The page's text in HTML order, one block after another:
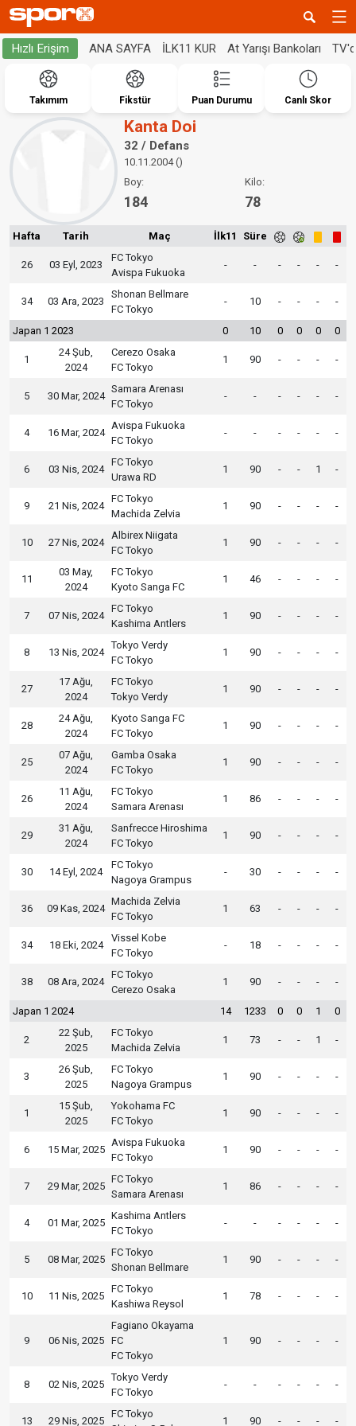
Hızlı Erişim ANA SAYFA İLK11 KUR At Yarışı Bankoları
Takımım Fikstür Puan Durumu Canlı Skor
Kanta Doi
32 / Defans
10.11.2004 ()
Boy:
184
Kilo:
78
Hafta Tarih Maç İlk11 Süre
26 03 Eyl, 2023
FC Tokyo
Avispa Fukuoka
- - - - - -
34 03 Ara, 2023
Shonan Bellmare
FC Tokyo
- 10 - - - -
Japan 1 2023 0 10 0 0 0 0
1
24 Şub,
2024
Cerezo Osaka
FC Tokyo
1 90 - - - -
5 30 Mar, 2024
Samara Arenası
FC Tokyo
- - - - - -
4 16 Mar, 2024
Avispa Fukuoka
FC Tokyo
- - - - - -
6 03 Nis, 2024
FC Tokyo
Urawa RD
1 90 - - 1 -
9 21 Nis, 2024
FC Tokyo
Machida Zelvia
1 90 - - - -
10 27 Nis, 2024
Albirex Niigata
FC Tokyo
1 90 - - - -
11
03 May,
2024
FC Tokyo
Kyoto Sanga FC
1 46 - - - -
7 07 Nis, 2024
FC Tokyo
Kashima Antlers
1 90 - - - -
8 13 Nis, 2024
Tokyo Verdy
FC Tokyo
1 90 - - - -
27
17 Ağu,
2024
FC Tokyo
Tokyo Verdy
1 90 - - - -
28
24 Ağu,
2024
Kyoto Sanga FC
FC Tokyo
1 90 - - - -
25
07 Ağu,
2024
Gamba Osaka
FC Tokyo
1 90 - - - -
26
11 Ağu,
2024
FC Tokyo
Samara Arenası
1 86 - - - -
29
31 Ağu,
2024
Sanfrecce Hiroshima
FC Tokyo
1 90 - - - -
30 14 Eyl, 2024
FC Tokyo
Nagoya Grampus
- 30 - - - -
36 09 Kas, 2024
Machida Zelvia
FC Tokyo
1 63 - - - -
34 18 Eki, 2024
Vissel Kobe
FC Tokyo
- 18 - - - -
38 08 Ara, 2024
FC Tokyo
Cerezo Osaka
1 90 - - - -
Japan 1 2024 14 1233 0 0 1 0
2
22 Şub,
2025
FC Tokyo
Machida Zelvia
1 73 - - 1 -
3
26 Şub,
2025
FC Tokyo
Nagoya Grampus
1 90 - - - -
1
15 Şub,
2025
Yokohama FC
FC Tokyo
1 90 - - - -
6 15 Mar, 2025
Avispa Fukuoka
FC Tokyo
1 90 - - - -
7 29 Mar, 2025
FC Tokyo
Samara Arenası
1 86 - - - -
4 01 Mar, 2025
Kashima Antlers
FC Tokyo
- - - - - -
5 08 Mar, 2025
FC Tokyo
Shonan Bellmare
1 90 - - - -
10 11 Nis, 2025
FC Tokyo
Kashiwa Reysol
1 78 - - - -
9 06 Nis, 2025
Fagiano Okayama
FC
FC Tokyo
1 90 - - - -
8 02 Nis, 2025
Tokyo Verdy
FC Tokyo
- - - - - -
13 29 Nis, 2025
FC Tokyo
1 90 - - - -